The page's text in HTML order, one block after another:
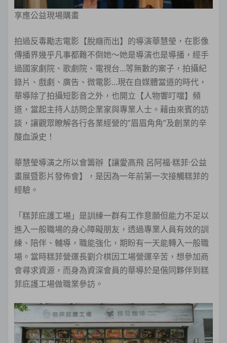
享應公益現場購畫
拍過反毒勵志電影【脫癮而出】的導演華慧瑩，在影像
傳播界幾乎凡事都難不倒她～她是導演也是導播，經手
過國家劇院、歌劇院、電視台…等無數的案子，拍攝紀
錄片、戲劇、廣告、微電影…現在自媒體當道的時代，
華導除了拍攝短影音之外，也開立【人物響叮噹】頻
道，當起主持人訪問企業家與專業人士。藉由來賓的訪
談，讓觀眾瞭解各行各業經營的”眉眉角角”及創業的辛
酸血淚史！
華慧瑩導演之所以會籌辦【讓愛高飛 呂阿福·糕菲·公益
畫展暨影片發佈會】，是因為一年前第一次接觸糕菲的
經驗。
「糕菲庇護工場」是訓練一群有工作意願但能力不足以
進入一般職場的身心障礙朋友，透過專業人員有效的訓
練、陪伴、輔導，職能強化，期盼有一天能轉入一般職
場。當時糕菲營運長劉介棋因工場營運辛苦，想參加商
會尋求資源，而身為資深會員的華導於是偕同夥伴到糕
菲庇護工場做職業參訪。